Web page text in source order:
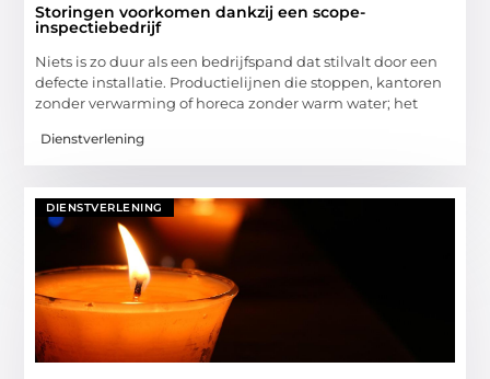
Storingen voorkomen dankzij een scope-
inspectiebedrijf
Niets is zo duur als een bedrijfspand dat stilvalt door een
defecte installatie. Productielijnen die stoppen, kantoren
zonder verwarming of horeca zonder warm water; het
Dienstverlening
DIENSTVERLENING